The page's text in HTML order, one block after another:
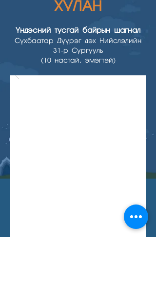
ХУЛАН
Үндэсний тусгай байрын шагнал
Сүхбаатар Дүүрэг дэх Нийслэлийн
31-р Сургууль
(10 настай, эмэгтэй)